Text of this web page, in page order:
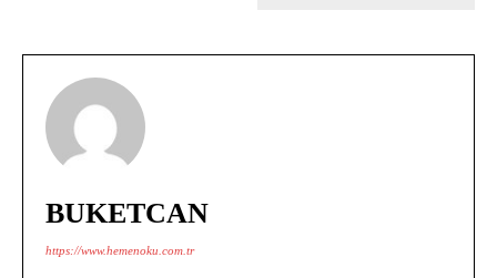
BUKETCAN
https://www.hemenoku.com.tr